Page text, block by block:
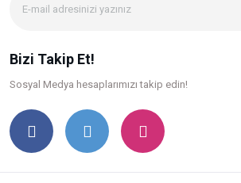
Bizi Takip Et!
Sosyal Medya hesaplarımızı takip edin!